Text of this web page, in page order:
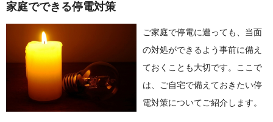
家庭でできる停電対策
ご家庭で停電に遭っても、当面
の対処ができるよう事前に備え
ておくことも大切です。ここで
は、ご自宅で備えておきたい停
電対策についてご紹介します。